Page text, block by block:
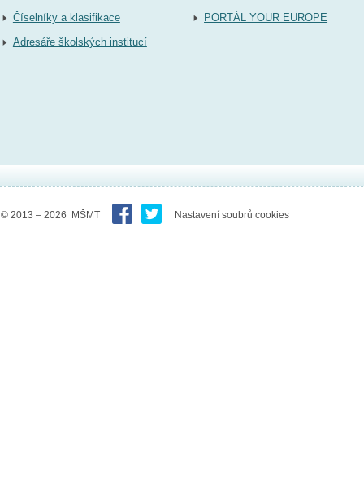
Číselníky a klasifikace
Adresáře školských institucí
PORTÁL YOUR EUROPE
© 2013 – 2026 MŠMT Nastavení soubrů cookies